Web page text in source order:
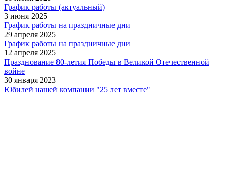
График работы (актуальный)
3 июня 2025
График работы на праздничные дни
29 апреля 2025
График работы на праздничные дни
12 апреля 2025
Празднование 80-летия Победы в Великой Отечественной
войне
30 января 2023
Юбилей нашей компании "25 лет вместе"